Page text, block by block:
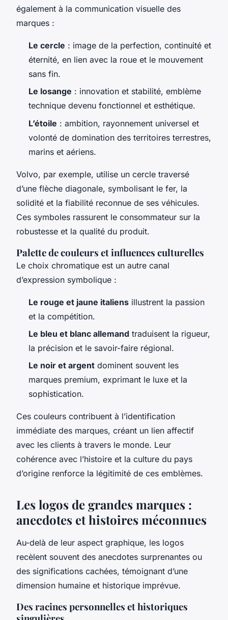
également à la communication visuelle des
marques :
Le cercle : image de la perfection, continuité et
éternité, en lien avec la roue et le mouvement
sans fin.
Le losange : innovation et stabilité, emblème
technique devenu fonctionnel et esthétique.
L’étoile : ambition, rayonnement universel et
volonté de domination des territoires terrestres,
marins et aériens.
Volvo, par exemple, utilise un cercle traversé
d’une flèche diagonale, symbolisant le fer, la
solidité et la fiabilité reconnue de ses véhicules.
Ces symboles rassurent le consommateur sur la
robustesse et la qualité du produit.
Palette de couleurs et influences culturelles
Le choix chromatique est un autre canal
d’expression symbolique :
Le rouge et jaune italiens illustrent la passion
et la compétition.
Le bleu et blanc allemand traduisent la rigueur,
la précision et le savoir-faire régional.
Le noir et argent dominent souvent les
marques premium, exprimant le luxe et la
sophistication.
Ces couleurs contribuent à l’identification
immédiate des marques, créant un lien affectif
avec les clients à travers le monde. Leur
cohérence avec l’histoire et la culture du pays
d’origine renforce la légitimité de ces emblèmes.
Les logos de grandes marques :
anecdotes et histoires méconnues
Au-delà de leur aspect graphique, les logos
recèlent souvent des anecdotes surprenantes ou
des significations cachées, témoignant d’une
dimension humaine et historique imprévue.
Des racines personnelles et historiques